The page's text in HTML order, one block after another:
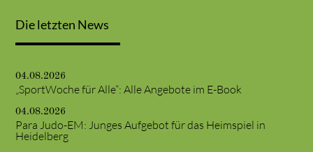
Die letzten News
04.08.2026
„SportWoche für Alle“: Alle Angebote im E-Book
04.08.2026
Para Judo-EM: Junges Aufgebot für das Heimspiel in
Heidelberg